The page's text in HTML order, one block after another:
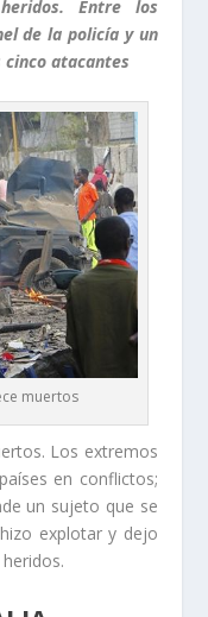
Entre los
de la policía y un
cinco atacantes
muertos
Los extremos
en conflictos;
un sujeto que se
explotar y dejo